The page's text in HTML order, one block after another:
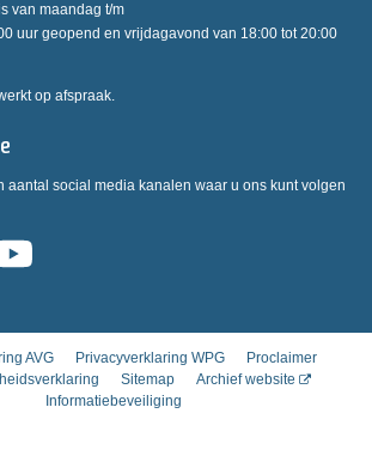
van maandag t/m
uur geopend en vrijdagavond van 18:00 tot 20:00
op afspraak.
aantal social media kanalen waar u ons kunt volgen
AVG Privacyverklaring WPG
Proclaimer
Sitemap
Archief website
Informatiebeveiliging